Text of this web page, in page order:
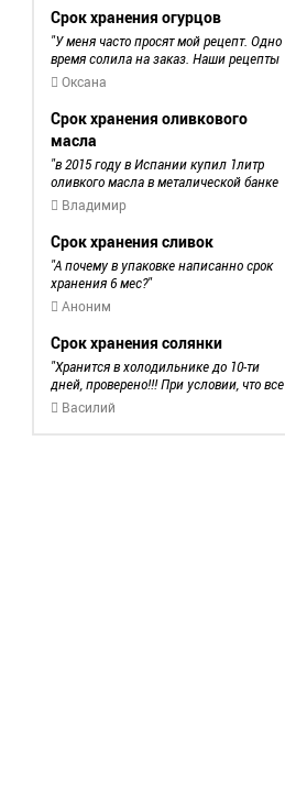
все таки пол года?
Срок хранения огурцов
У меня часто просят мой рецепт. Одно
время солила на заказ. Наши рецепты
схожие. У Вас нашла способ упростить
добавлять соль прямо в банки, банку
наполняю водой под краном, закрываю
пластиковой крышкой и 5-7 секунд
встряхиваю. И так следующую... Гораздо
быстрее, чем размешивать соль
вручную. Спасибо!
Оксана
Срок хранения оливкового
масла
в 2015 году в Испании купил 1литр
оливкого масла в металической банке
поставил в стол и уехал на год в
командировку, вернулся и забыл про
нее сейчас разбирал на кухне и нашел
масло оно закрыто ,чо можно с ним
делать
Владимир
Срок хранения сливок
А почему в упаковке написанно срок
хранения 6 мес?
Аноним
Срок хранения солянки
Хранится в холодильнике до 10-ти
дней, проверено!!! При условии, что все
хорошо обжарено, продукты свежие, и
Василий